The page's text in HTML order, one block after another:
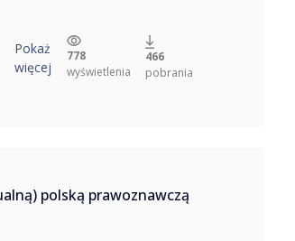
Pokaż
więcej
778
wyświetlenia
466
pobrania
polską prawoznawczą